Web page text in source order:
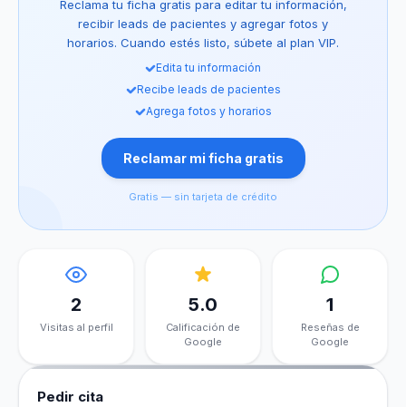
Reclama tu ficha gratis para editar tu información,
recibir leads de pacientes y agregar fotos y
horarios. Cuando estés listo, súbete al plan VIP.
Edita tu información
Recibe leads de pacientes
Agrega fotos y horarios
Reclamar mi ficha gratis
Gratis — sin tarjeta de crédito
2
Visitas al perfil
5.0
Calificación de
Google
1
Reseñas de
Google
Pedir cita